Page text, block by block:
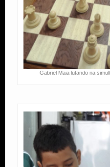
Gabriel Maia lutando na